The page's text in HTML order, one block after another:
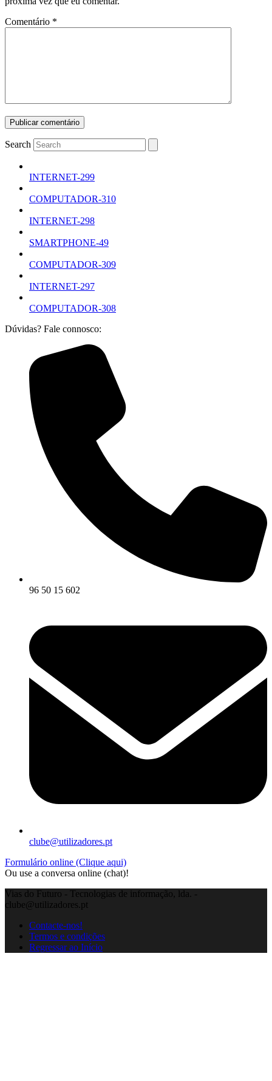
Comentário *
Search
INTERNET-299
COMPUTADOR-310
INTERNET-298
SMARTPHONE-49
COMPUTADOR-309
INTERNET-297
COMPUTADOR-308
Dúvidas? Fale connosco:
96 50 15 602
clube@utilizadores.pt
Formulário online (Clique aqui)
Ou use a conversa online (chat)!
Vias do Futuro - Tecnologias de informação, lda. -
clube@utilizadores.pt
Contacte-nos!
Termos e condições
Regressar ao Início